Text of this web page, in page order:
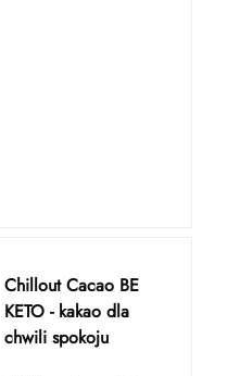
Chillout Cacao BE
KETO - kakao dla
chwili spokoju